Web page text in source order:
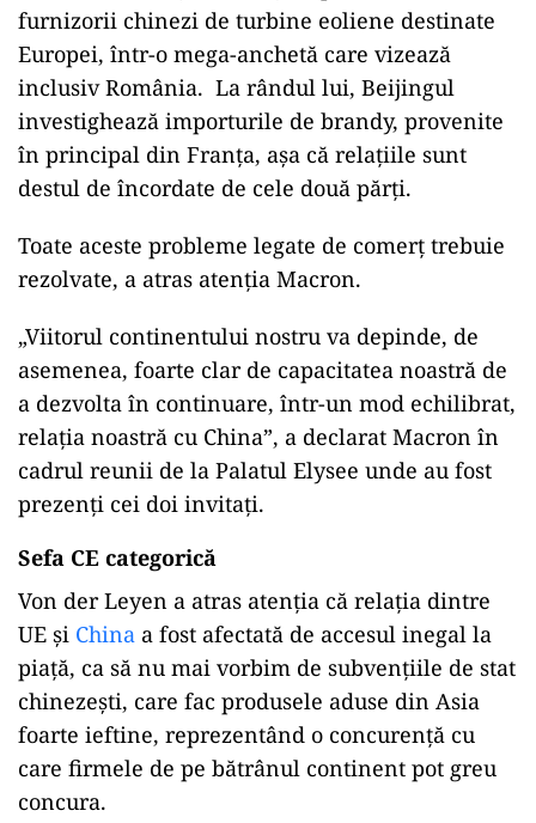
furnizorii chinezi de turbine eoliene destinate
Europei, într-o mega-anchetă care vizează
inclusiv România. La rândul lui, Beijingul
investighează importurile de brandy, provenite
în principal din Franţa, așa că relațiile sunt
destul de încordate de cele două părți.
Toate aceste probleme legate de comerț trebuie
rezolvate, a atras atenția Macron.
ad
„Viitorul continentului nostru va depinde, de
asemenea, foarte clar de capacitatea noastră de
a dezvolta în continuare, într-un mod echilibrat,
relaţia noastră cu China”, a declarat Macron în